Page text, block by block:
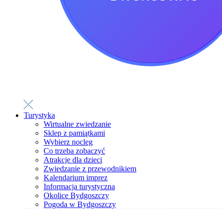
Turystyka
Wirtualne zwiedzanie
Sklep z pamiątkami
Wybierz nocleg
Co trzeba zobaczyć
Atrakcje dla dzieci
Zwiedzanie z przewodnikiem
Kalendarium imprez
Informacja turystyczna
Okolice Bydgoszczy
Pogoda w Bydgoszczy